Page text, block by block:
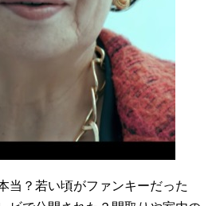
当？若い頃がファンキーだった